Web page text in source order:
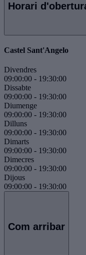
Horari
Castel Sant'Angelo
Divendres
09:00:00 - 19:30:00
Dissabte
09:00:00 - 19:30:00
Diumenge
09:00:00 - 19:30:00
Dilluns
09:00:00 - 19:30:00
Dimarts
09:00:00 - 19:30:00
Dimecres
09:00:00 - 19:30:00
Dijous
09:00:00 - 19:30:00
Com arribar